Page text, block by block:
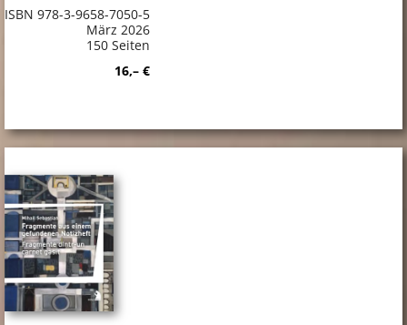
ISBN 978-3-9658-7050-5
März 2026
150 Seiten
16,– €